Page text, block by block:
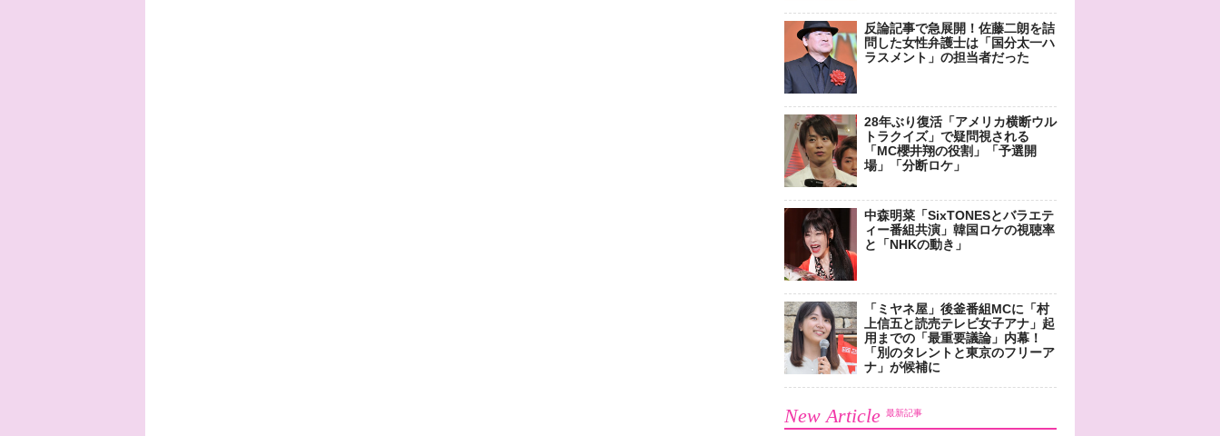
反論記事で急展開！佐藤二朗を詰
問した女性弁護士は「国分太一ハ
ラスメント」の担当者だった
28年ぶり復活「アメリカ横断ウル
トラクイズ」で疑問視される
「MC櫻井翔の役割」「予選開
場」「分断ロケ」
中森明菜「SixTONESとバラエテ
ィー番組共演」韓国ロケの視聴率
と「NHKの動き」
「ミヤネ屋」後釜番組MCに「村
上信五と読売テレビ女子アナ」起
用までの「最重要議論」内幕！
「別のタレントと東京のフリーア
ナ」が候補に
New Article 最新記事